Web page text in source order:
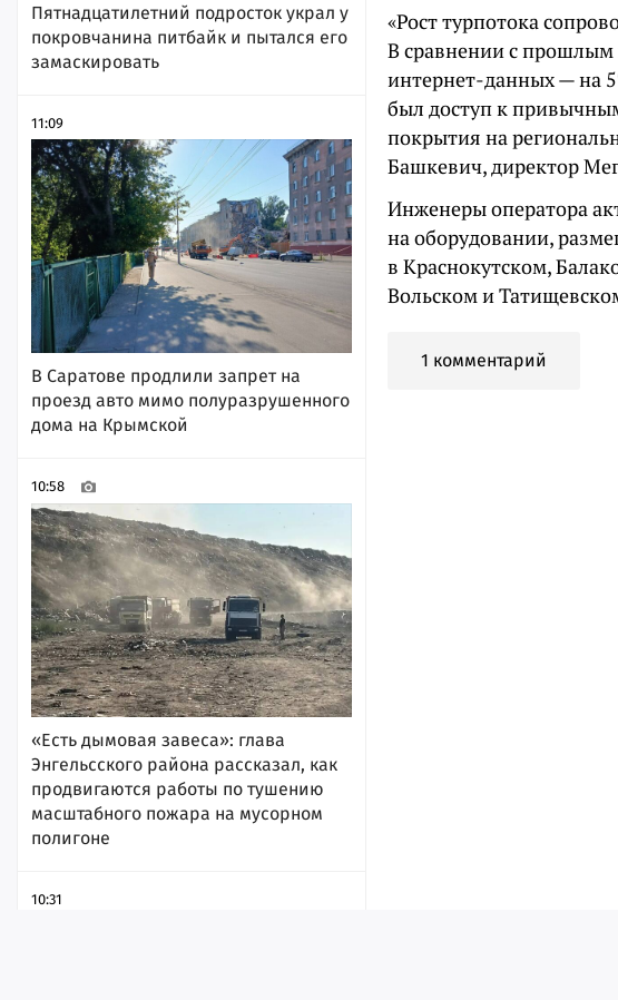
Пятнадцатилетний подросток украл у
покровчанина питбайк и пытался его
замаскировать
11:09
В Саратове продлили запрет на
проезд авто мимо полуразрушенного
дома на Крымской
10:58
«Есть дымовая завеса»: глава
Энгельсского района рассказал, как
продвигаются работы по тушению
масштабного пожара на мусорном
полигоне
10:31
«Рост турпотока
В сравнении с прошлым
интернет-данных — на
был доступ к
покрытия на
Башкевич, директор
Инженеры оператора
на оборудовании,
в Краснокутском,
Вольском и
1 комментарий